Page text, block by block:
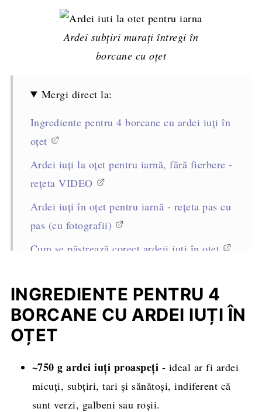
Ardei subțiri murați întregi în
borcane cu oțet
Mergi direct la:
Ingrediente pentru 4 borcane cu ardei iuți în
oțet
Ardei iuți la oțet pentru iarnă, fără fierbere -
rețeta VIDEO
Ardei iuți în oțet pentru iarnă - rețeta pas cu
pas (cu fotografii)
Cum se păstrează corect ardeii iuți în oțet
Întrebări frecvente
Alte conserve care să nu lipsească din
cămară
Rețeta completă, cantități și mod de
INGREDIENTE PENTRU 4
BORCANE CU ARDEI IUȚI ÎN
OȚET
~750 g ardei iuți proaspeți - ideal ar fi ardei
micuți, subțiri, tari și sănătoși, indiferent că
sunt verzi, galbeni sau roșii.